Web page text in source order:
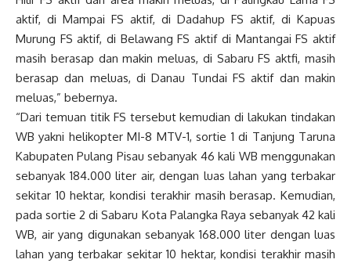
aktif, di Mampai FS aktif, di Dadahup FS aktif, di Kapuas
Murung FS aktif, di Belawang FS aktif di Mantangai FS aktif
masih berasap dan makin meluas, di Sabaru FS aktfi, masih
berasap dan meluas, di Danau Tundai FS aktif dan makin
meluas,” bebernya.
“Dari temuan titik FS tersebut kemudian di lakukan tindakan
WB yakni helikopter MI-8 MTV-1, sortie 1 di Tanjung Taruna
Kabupaten Pulang Pisau sebanyak 46 kali WB menggunakan
sebanyak 184.000 liter air, dengan luas lahan yang terbakar
sekitar 10 hektar, kondisi terakhir masih berasap. Kemudian,
pada sortie 2 di Sabaru Kota Palangka Raya sebanyak 42 kali
WB, air yang digunakan sebanyak 168.000 liter dengan luas
lahan yang terbakar sekitar 10 hektar, kondisi terakhir masih